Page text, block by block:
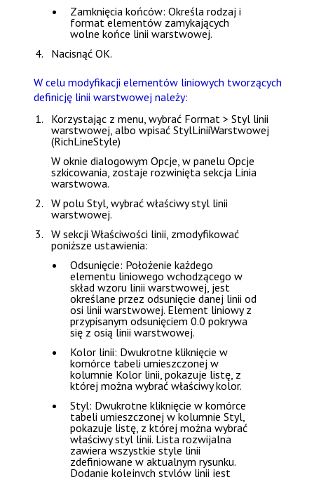
Zamknięcia końców: Określa rodzaj i
format elementów zamykających
wolne końce linii warstwowej.
NacisnąćOK.
W celu modyfikacji elementów liniowych tworzących
definicję linii warstwowej należy:
Korzystając z menu, wybrać Format > Styl linii
warstwowej, albo wpisaćStylLiniiWarstwowej
(RichLineStyle)
W oknie dialogowymOpcje, w paneluOpcje
szkicowania, zostaje rozwinięta sekcja Linia
warstwowa.
W poluStyl, wybrać właściwy styl linii
warstwowej.
W sekcjiWłaściwości linii, zmodyfikować
poniższe ustawienia:
Odsunięcie: Położenie każdego
elementu liniowego wchodzącego w
skład wzoru linii warstwowej, jest
określane przez odsunięcie danej linii od
osi linii warstwowej. Element liniowy z
przypisanym odsunięciem 0.0 pokrywa
się z osią linii warstwowej.
Kolor linii: Dwukrotne kliknięcie w
komórce tabeli umieszczonej w
kolumnie Kolor linii, pokazuje listę, z
której można wybrać właściwy kolor.
Styl: Dwukrotne kliknięcie w komórce
tabeli umieszczonej w kolumnieStyl,
pokazuje listę, z której można wybrać
właściwy styl linii. Lista rozwijalna
zawiera wszystkie style linii
zdefiniowane w aktualnym rysunku.
Dodanie kolejnych stylów linii jest